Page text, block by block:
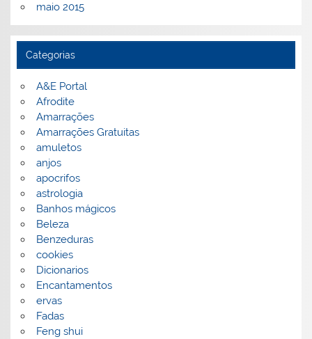
maio 2015
Categorias
A&E Portal
Afrodite
Amarrações
Amarrações Gratuitas
amuletos
anjos
apocrifos
astrologia
Banhos mágicos
Beleza
Benzeduras
cookies
Dicionarios
Encantamentos
ervas
Fadas
Feng shui